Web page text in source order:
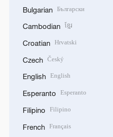
Bulgarian Български
Cambodian ខ្មែរ
Croatian Hrvatski
Czech Český
English English
Esperanto Esperanto
Filipino Filipino
French Français